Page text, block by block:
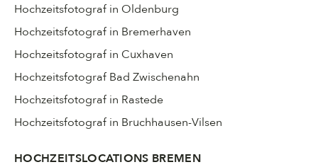
Hochzeitsfotograf in Oldenburg
Hochzeitsfotograf in Bremerhaven
Hochzeitsfotograf in Cuxhaven
Hochzeitsfotograf Bad Zwischenahn
Hochzeitsfotograf in Rastede
Hochzeitsfotograf in Bruchhausen-Vilsen
HOCHZEITSLOCATIONS BREMEN